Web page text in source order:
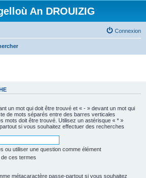
An DROUIZIG
Connexion
un mot qui doit être trouvé et « - » devant un mot qui
de mots séparés entre des barres verticales
mots doit être trouvé. Utilisez un astérisque « * »
si vous souhaitez effectuer des recherches
ou utiliser une question comme élément
de ces termes
métacaractère passe-partout si vous souhaitez